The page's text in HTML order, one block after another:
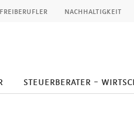
nachhaltigkeit
steuerberater -